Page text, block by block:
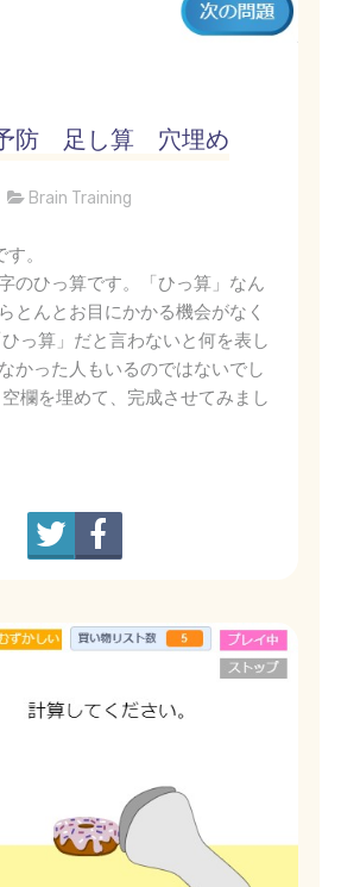
防 足し算 穴埋め
Brain Training
。
のひっ算です。「ひっ算」なん
とんとお目にかかる機会がなく
っ算」だと言わないと何を表し
かった人もいるのではないでし
欄を埋めて、完成させてみまし